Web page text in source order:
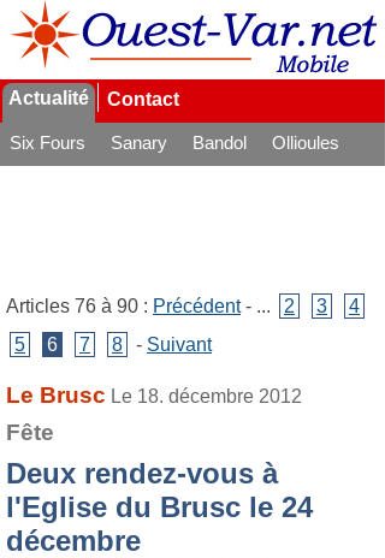
Actualité Contact
Six Fours Sanary Bandol
Ollioules
Articles 76 à 90 : Précédent- ... 2 3
4
5
6 7 8 - Suivant
Le Brusc Le 18. décembre 2012
Fête
Deux rendez-vous à
l'Eglise du Brusc le 24
décembre